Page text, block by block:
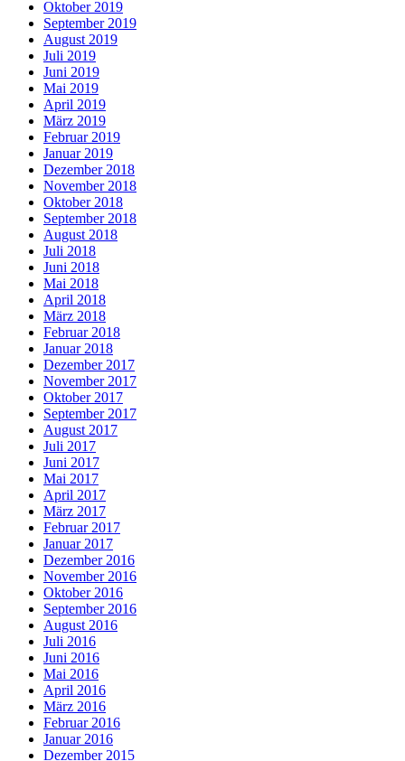
Oktober 2019
September 2019
August 2019
Juli 2019
Juni 2019
Mai 2019
April 2019
März 2019
Februar 2019
Januar 2019
Dezember 2018
November 2018
Oktober 2018
September 2018
August 2018
Juli 2018
Juni 2018
Mai 2018
April 2018
März 2018
Februar 2018
Januar 2018
Dezember 2017
November 2017
Oktober 2017
September 2017
August 2017
Juli 2017
Juni 2017
Mai 2017
April 2017
März 2017
Februar 2017
Januar 2017
Dezember 2016
November 2016
Oktober 2016
September 2016
August 2016
Juli 2016
Juni 2016
Mai 2016
April 2016
März 2016
Februar 2016
Januar 2016
Dezember 2015